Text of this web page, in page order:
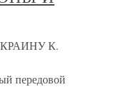
К.
передовой